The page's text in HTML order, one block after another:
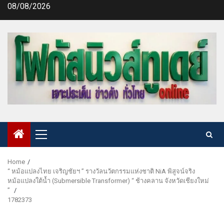
Skip08/08/2026
Primary
Menu
Home
“ หม้อแปลงไทย เจริญชัยฯ ” รางวัลนวัตกรรมแห่งชาติ NiA พิสูจน์จริง
หม้อแปลงใต้น้ำ (Submersible Transformer) “ ช้างคลาน จังหวัดเชียงใหม่
”
1782373